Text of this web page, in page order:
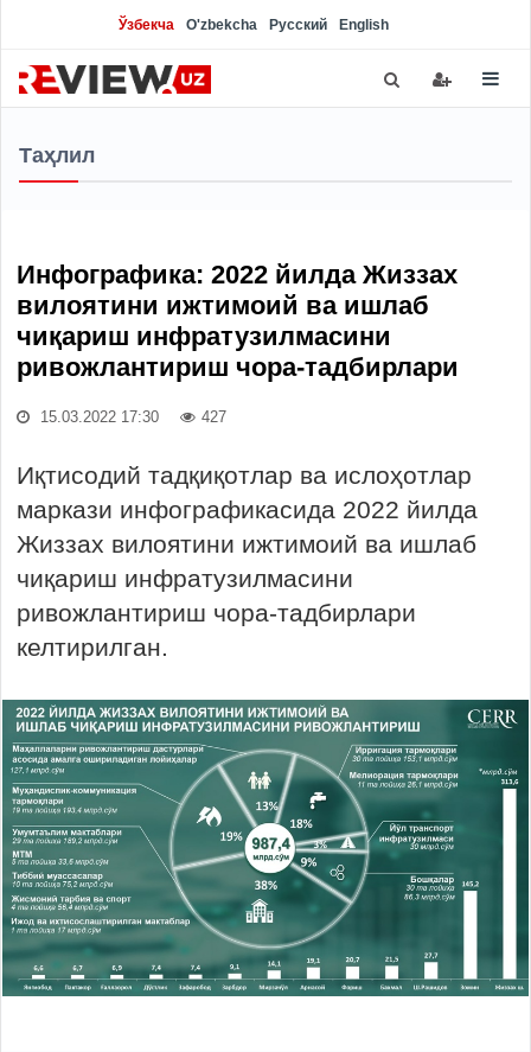
Ўзбекча O'zbekcha Русский English
Таҳлил
Инфографика: 2022 йилда Жиззах
вилоятини ижтимоий ва ишлаб
чиқариш инфратузилмасини
ривожлантириш чора-тадбирлари
15.03.2022 17:30 427
Иқтисодий тадқиқотлар ва ислоҳотлар
маркази инфографикасида 2022 йилда
Жиззах вилоятини ижтимоий ва ишлаб
чиқариш инфратузилмасини
ривожлантириш чора-тадбирлари
келтирилган.